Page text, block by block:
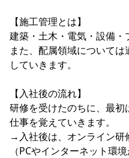
【施工管理とは】
建築・土木・電気・設備・
また、配属領域について
していきます。
【入社後の流れ】
研修を受けたのちに、最
仕事を覚えていきます。
→入社後は、オンライン研
（PCやインターネット環